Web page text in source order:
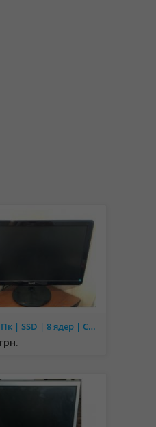
Ігровий Пк | SSD | 8 ядер | Core i7-2600 | GeForce GTX 960 на 2Гб